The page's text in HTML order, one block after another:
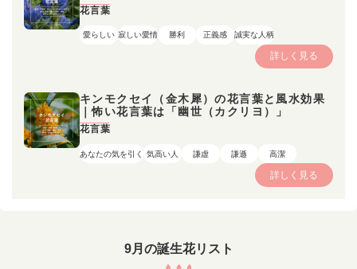
花言葉
愛らしい 寂しい愛情 勝利 正義感 誠実な人柄
詳しく見る
キンモクセイ（金木犀）の花言葉と風水効果
｜怖い花言葉は「幽世（カクリヨ）」
花言葉
あなたの気を引く 気高い人 謙虚 謙遜 高潔
詳しく見る
9月の誕生花リスト